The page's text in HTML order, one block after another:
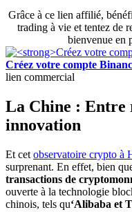
Grâce à ce lien affilié,
trading à vie et tentez de
bienvenue en
Créez votre compte
lien commercial
La Chine : Entre
innovation
Et cet observatoire crypto à
surprenant. En effet, bien
transactions de
ouverte à la technologie
chinois, tels qu‘Alibaba et